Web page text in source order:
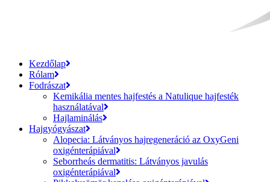
Kezdőlap
Rólam
Fodrászat
Kemikália mentes hajfestés a Natulique hajfesték
használatával
Hajlaminálás
Hajgyógyászat
Alopecia: Látványos hajregeneráció az OxyGeni
oxigénterápiával
Seborrheás dermatitis: Látványos javulás
oxigénterápiával